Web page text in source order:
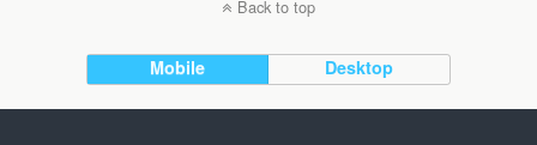
Back to top
Mobile Desktop